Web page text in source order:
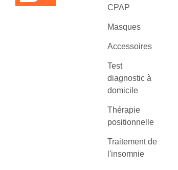
CPAP
Masques
Accessoires
Test
diagnostic à
domicile
Thérapie
positionnelle
Traitement de
l'insomnie